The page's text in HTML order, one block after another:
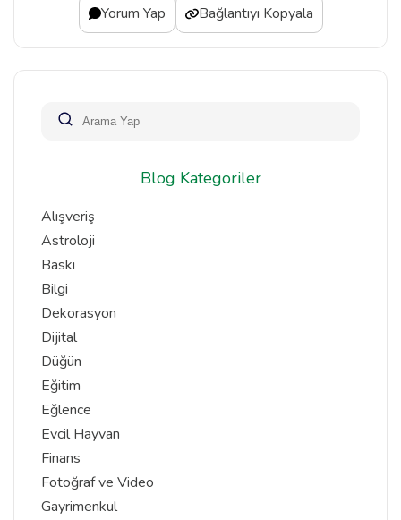
Yorum Yap Bağlantıyı Kopyala
Blog Kategoriler
Alışveriş
Astroloji
Baskı
Bilgi
Dekorasyon
Dijital
Düğün
Eğitim
Eğlence
Evcil Hayvan
Finans
Fotoğraf ve Video
Gayrimenkul